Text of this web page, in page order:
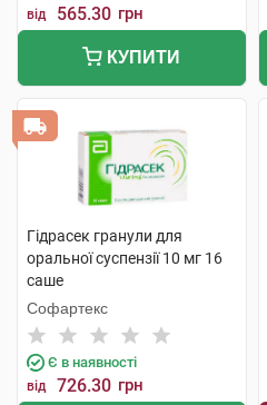
від 565.30 грн
КУПИТИ
Гідрасек гранули для
оральної суспензії 10 мг 16
саше
Софартекс
Є в наявності
від 726.30 грн